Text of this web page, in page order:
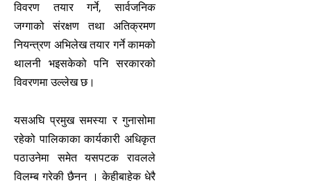
विवरण तयार गर्ने, सार्वजनिक
जग्गाको संरक्षण तथा अतिक्रमण
नियन्त्रण अभिलेख तयार गर्ने कामको
थालनी भइसकेको पनि सरकारको
विवरणमा उल्लेख छ।
यसअघि प्रमुख समस्या र गुनासोमा
रहेको पालिकाका कार्यकारी अधिकृत
पठाउनेमा समेत यसपटक रावलले
विलम्ब गरेकी छैनन् । केहीबाहेक धेरै